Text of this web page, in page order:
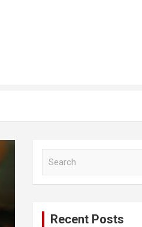
Recent Posts